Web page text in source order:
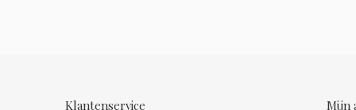
Klantenservice Mijn